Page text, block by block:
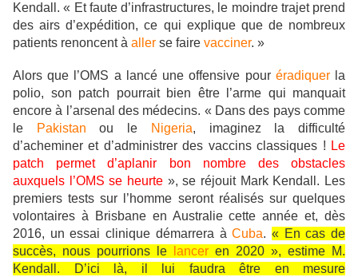
Kendall. « Et faute d’infrastructures, le moindre trajet prend
des airs d’expédition, ce qui explique que de nombreux
patients renoncent à aller se faire vacciner. »
Alors que l’OMS a lancé une offensive pour éradiquerla
polio, son patch pourrait bien être l’arme qui manquait
encore à l’arsenal des médecins. « Dans des pays comme
le
Pakistan ou le Nigeria, imaginez la difficulté
d’acheminer et d’administrer des vaccins classiques ! Le
patch permet d’aplanir bon nombre des obstacles
auxquels l’OMS se heurte », se réjouit Mark Kendall. Les
premiers tests sur l’homme seront réalisés sur quelques
volontaires à Brisbane en Australie cette année et, dès
2016, un essai clinique démarrera àCuba. « En cas de
succès, nous pourrions le
lancer en 2020 », estime M.
Kendall. D’ici là, il lui faudra être en mesure